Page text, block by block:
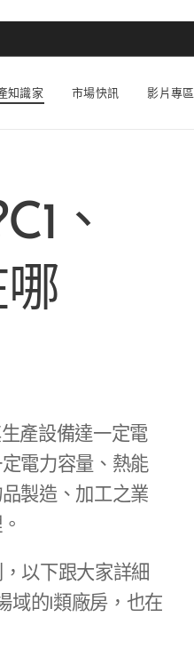
知識家 市場快訊 影片專區
、
產設備達一定電
電力容量、熱能
製造、加工之業
以下跟大家詳細
域的I類廠房，也在